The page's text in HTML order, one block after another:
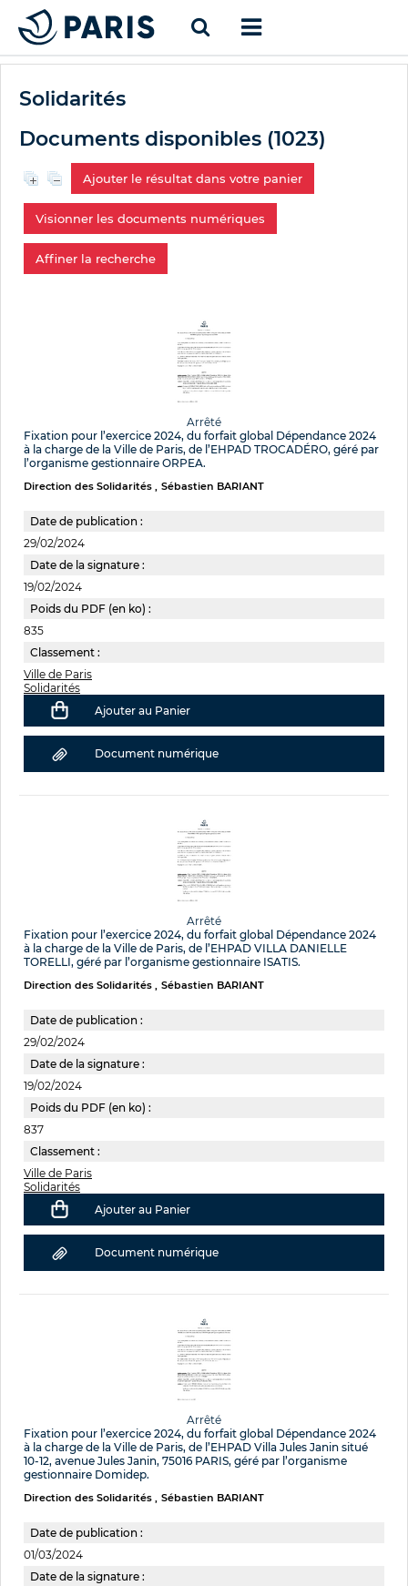
Solidarités
Documents disponibles (1023)
Ajouter le résultat dans votre panier
Visionner les documents numériques
Affiner la recherche
Arrêté
Fixation pour l’exercice 2024, du forfait global Dépendance 2024
à la charge de la Ville de Paris, de l’EHPAD TROCADÉRO, géré par
l’organisme gestionnaire ORPEA.
Direction des Solidarités Sébastien BARIANT
Date de publication :
29/02/2024
Date de la signature :
19/02/2024
Poids du PDF (en ko) :
835
Classement :
Ville de Paris
Solidarités
Ajouter au Panier
Document numérique
Arrêté
Fixation pour l’exercice 2024, du forfait global Dépendance 2024
à la charge de la Ville de Paris, de l’EHPAD VILLA DANIELLE
TORELLI, géré par l’organisme gestionnaire ISATIS.
Direction des Solidarités Sébastien BARIANT
Date de publication :
29/02/2024
Date de la signature :
19/02/2024
Poids du PDF (en ko) :
837
Classement :
Ville de Paris
Solidarités
Ajouter au Panier
Document numérique
Arrêté
Fixation pour l’exercice 2024, du forfait global Dépendance 2024
à la charge de la Ville de Paris, de l’EHPAD Villa Jules Janin situé
10-12, avenue Jules Janin, 75016 PARIS, géré par l’organisme
gestionnaire Domidep.
Direction des Solidarités Sébastien BARIANT
Date de publication :
01/03/2024
Date de la signature :